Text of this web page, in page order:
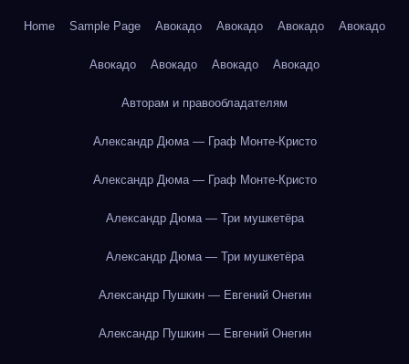
Home Sample Page Авокадо Авокадо Авокадо Авокадо
Авокадо Авокадо Авокадо Авокадо
Авторам и правообладателям
Александр Дюма — Граф Монте-Кристо
Александр Дюма — Граф Монте-Кристо
Александр Дюма — Три мушкетёра
Александр Дюма — Три мушкетёра
Александр Пушкин — Евгений Онегин
Александр Пушкин — Евгений Онегин